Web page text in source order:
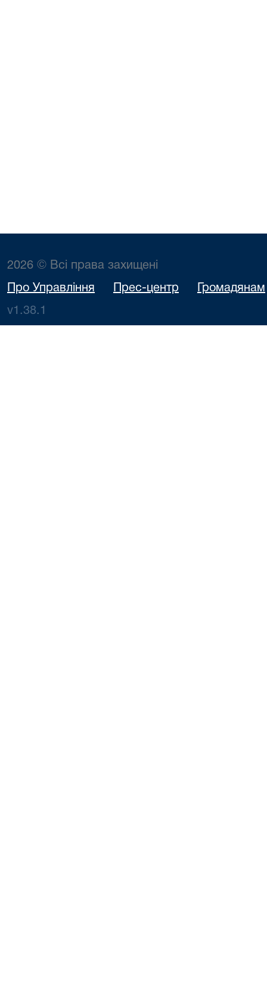
2026 © Всі права захищені
Про Управління Прес-центр Громадянам
v1.38.1